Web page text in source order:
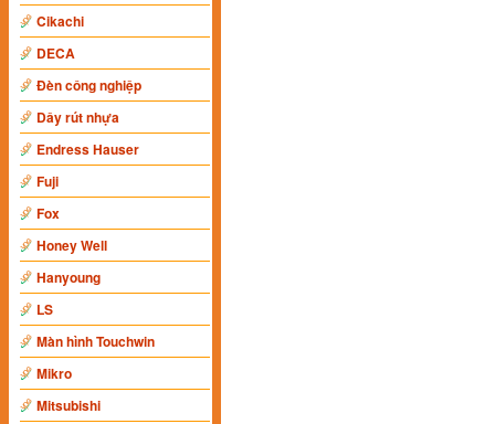
Cikachi
DECA
Đèn công nghiệp
Dây rút nhựa
Endress Hauser
Fuji
Fox
Honey Well
Hanyoung
LS
Màn hình Touchwin
Mikro
Mitsubishi